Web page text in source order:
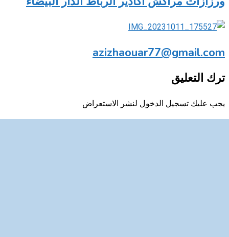
azizhaouar77@gmail.com
ترك التعليق
يجب عليك تسجيل الدخول لنشر الاستعراض